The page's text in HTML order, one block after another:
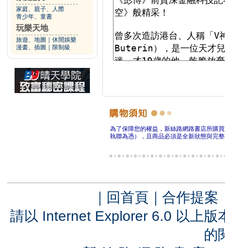
家庭、親子、人際
青少年、童書
玩樂天地
旅遊、地圖
休閒娛樂
漫畫、插圖
限制級
為了保障您的權益，新絲路網路書店所購
執聯為憑），且商品必須是全新狀態與完
｜ 回首頁 ｜ 合作提案
請以 Internet Explorer 6.0 以上
的